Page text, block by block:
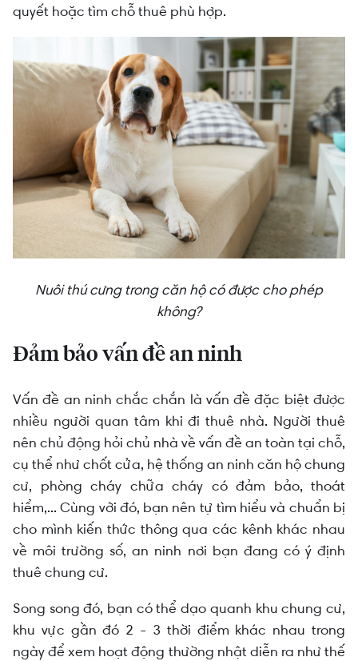
quyết hoặc tìm chỗ thuê phù hợp.
Nuôi thú cưng trong căn hộ có được cho phép
không?
Đảm bảo vấn đề an ninh
Vấn đề an ninh chắc chắn là vấn đề đặc biệt được
nhiều người quan tâm khi đi thuê nhà. Người thuê
nên chủ động hỏi chủ nhà về vấn đề an toàn tại chỗ,
cụ thể như chốt cửa, hệ thống an ninh căn hộ chung
cư, phòng cháy chữa cháy có đảm bảo, thoát
hiểm,... Cùng với đó, bạn nên tự tìm hiểu và chuẩn bị
cho mình kiến thức thông qua các kênh khác nhau
về môi trường số, an ninh nơi bạn đang có ý định
thuê chung cư.
Song song đó, bạn có thể dạo quanh khu chung cư,
khu vực gần đó 2 - 3 thời điểm khác nhau trong
ngày để xem hoạt động thường nhật diễn ra như thế